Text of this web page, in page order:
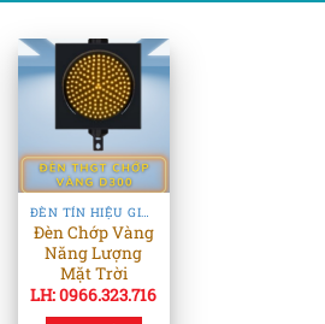
ĐÈN TÍN HIỆU GIAO THÔNG
Đèn Chớp Vàng
Năng Lượng
Mặt Trời
LH: 0966.323.716